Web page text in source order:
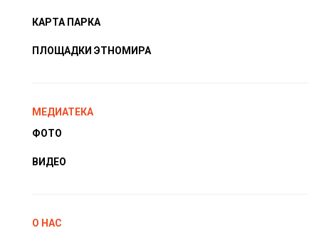
КАРТА ПАРКА
ПЛОЩАДКИ ЭТНОМИРА
МЕДИАТЕКА
ФОТО
ВИДЕО
О НАС